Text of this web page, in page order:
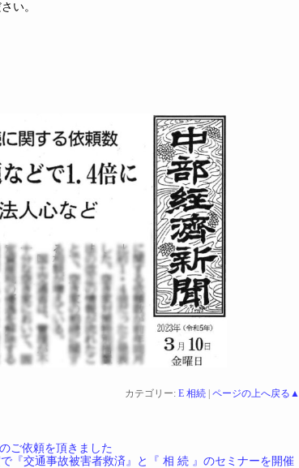
い。
カテゴリー: E 相続 ページの上へ戻る▲
ご依頼を頂きました
『交通事故被害者救済』と『 相 続 』のセミナーを開催